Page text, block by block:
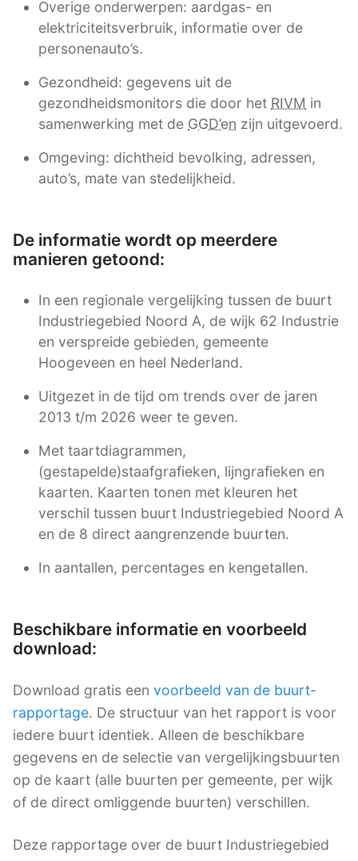
Overige onderwerpen: aardgas- en
elektriciteitsverbruik, informatie over de
personenauto’s.
Gezondheid: gegevens uit de
gezondheidsmonitors die door het RIVM in
samenwerking met de GGD’en zijn uitgevoerd.
Omgeving: dichtheid bevolking, adressen,
auto’s, mate van stedelijkheid.
De informatie wordt op meerdere
manieren getoond:
In een regionale vergelijking tussen de buurt
Industriegebied Noord A, de wijk 62 Industrie
en verspreide gebieden, gemeente
Hoogeveen en heel Nederland.
Uitgezet in de tijd om trends over de jaren
2013 t/m 2026 weer te geven.
Met taartdiagrammen,
(gestapelde)staafgrafieken, lijngrafieken en
kaarten. Kaarten tonen met kleuren het
verschil tussen buurt Industriegebied Noord A
en de 8 direct aangrenzende buurten.
In aantallen, percentages en kengetallen.
Beschikbare informatie en voorbeeld
download:
Download gratis een voorbeeld van de buurt-
rapportage. De structuur van het rapport is voor
iedere buurt identiek. Alleen de beschikbare
gegevens en de selectie van vergelijkingsbuurten
op de kaart (alle buurten per gemeente, per wijk
of de direct omliggende buurten) verschillen.
Deze rapportage over de buurt Industriegebied